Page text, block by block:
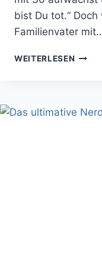
bist Du tot.“
Familienvater
WEITERLESEN GIBT
TV-